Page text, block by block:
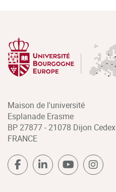
Maison de l'université
Esplanade Erasme
BP 27877 - 21078 Dijon Cedex
FRANCE